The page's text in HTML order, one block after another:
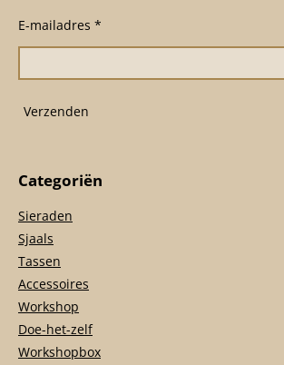
o
o
g
r
m
p
E-mailadres *
Verzenden
Categoriën
Sieraden
Sjaals
Tassen
Accessoires
Workshop
Doe-het-zelf
Workshopbox